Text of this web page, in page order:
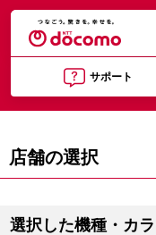
サポート
店舗の選択
選択した機種・カ